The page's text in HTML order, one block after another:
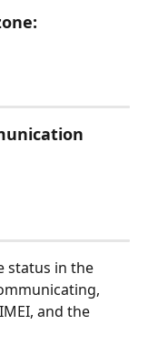
status in the
and the